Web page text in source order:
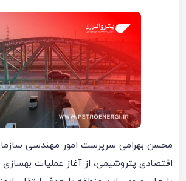
محسن بهرامی سرپرست امور مهندسی
اقتصادی پتروشیمی، از آغاز عملیات